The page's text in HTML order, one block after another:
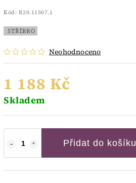
Kód: R20.11507.1
STŘÍBRO
Neohodnoceno
1 188 Kč
Skladem
Přidat do košíku